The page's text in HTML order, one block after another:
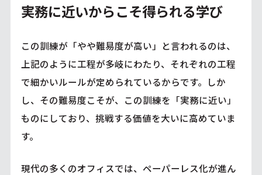
実務に近いからこそ得られる学び
この訓練が「やや難易度が高い」と言われるのは、
上記のように工程が多岐にわたり、それぞれの工程
で細かいルールが定められているからです。しか
し、その難易度こそが、この訓練を「実務に近い」
ものにしており、挑戦する価値を大いに高めていま
す。
現代の多くのオフィスでは、ペーパーレス化が進ん